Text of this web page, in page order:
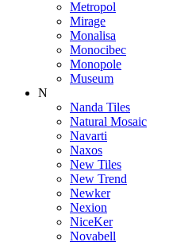
Metropol
Mirage
Monalisa
Monocibec
Monopole
Museum
N
Nanda Tiles
Natural Mosaic
Navarti
Naxos
New Tiles
New Trend
Newker
Nexion
NiceKer
Novabell